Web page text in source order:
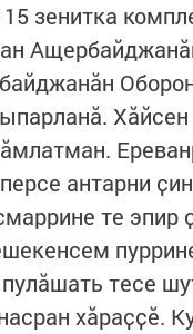
зенитка
Хӑйсен
антарни
те эпир
тесе
хӑраҫҫӗ.